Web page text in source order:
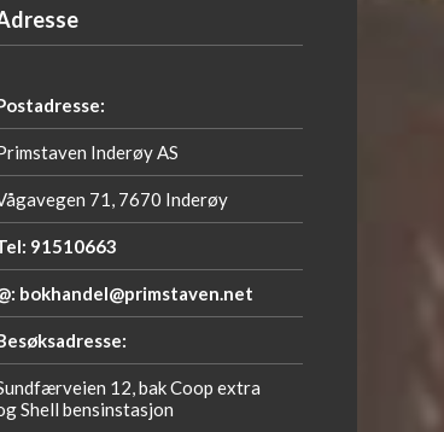
Inderøy AS
71, 7670 Inderøy
91510663
bokhandel@primstaven.net
12, bak Coop extra
Shell bensinstasjon